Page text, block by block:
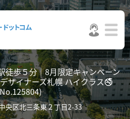
徒歩５分｜8月限定キャンペーン
ザイナーズ札幌 ハイクラス🚭
央区北三条東２丁目2-33